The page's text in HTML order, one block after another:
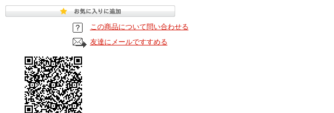
この商品について問い合わせる
友達にメールですすめる